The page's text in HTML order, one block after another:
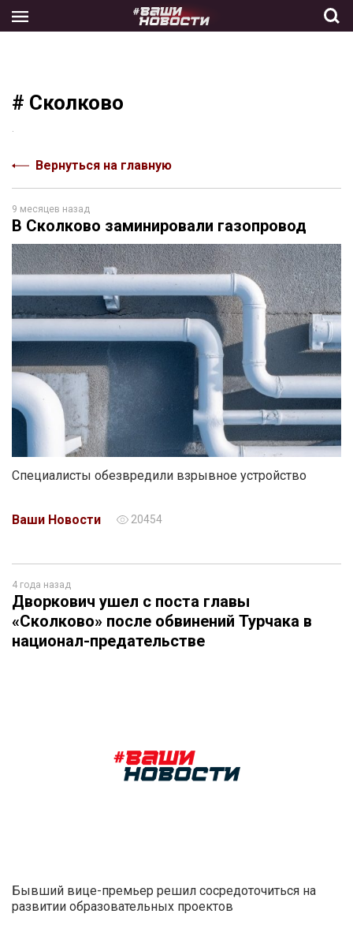
the
# Сколково
Вернуться на главную
9 месяцев назад
В Сколково заминировали газопровод
Специалисты обезвредили взрывное устройство
Ваши Новости 20454
4 года назад
Дворкович ушел с поста главы
«Сколково» после обвинений Турчака в
национал-предательстве
Бывший вице-премьер решил сосредоточиться на
развитии образовательных проектов